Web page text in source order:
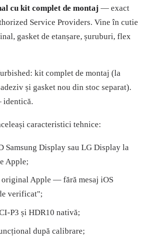
cu kit complet de montaj — exact
Service Providers. Vine în cutie
gasket de etanșare, șuruburi, flex
kit complet de montaj (la
și gasket nou din stoc separat).
identică.
caracteristici tehnice:
Samsung Display sau LG Display la
Apple;
original Apple — fără mesaj iOS
verificat";
P3 și HDR10 nativă;
după calibrare;